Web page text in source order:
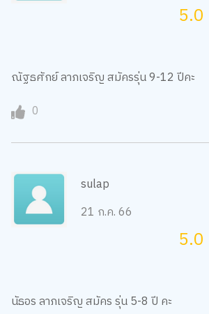
5.0
ณัฐธศักย์ ลาภเจริญ สมัครรุ่น 9-12 ปีคะ
0
sulap
21 ก.ค. 66
5.0
นัธอร ลาภเจริญ สมัคร รุ่น 5-8 ปี คะ